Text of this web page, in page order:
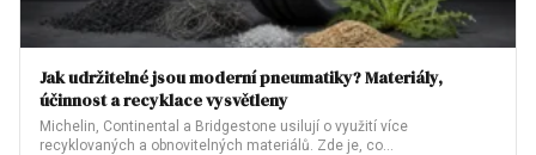
Jak udržitelné jsou moderní pneumatiky? Materiály,
účinnost a recyklace vysvětleny
Michelin, Continental a Bridgestone usilují o využití více
recyklovaných a obnovitelných materiálů. Zde je, co…